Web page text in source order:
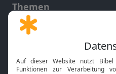
Themen
Gott und Bibel erklärt
Neuigkeiten